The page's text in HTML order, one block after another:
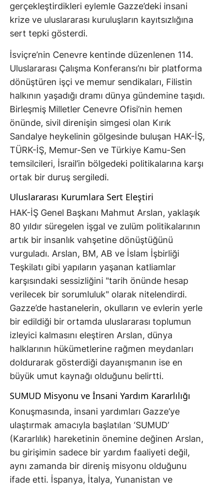
gerçekleştirdikleri eylemle Gazze’deki insani
krize ve uluslararası kuruluşların kayıtsızlığına
sert tepki gösterdi.
İsviçre’nin Cenevre kentinde düzenlenen 114.
Uluslararası Çalışma Konferansı’nı bir platforma
dönüştüren işçi ve memur sendikaları, Filistin
halkının yaşadığı dramı dünya gündemine taşıdı.
Birleşmiş Milletler Cenevre Ofisi’nin hemen
önünde, sivil direnişin simgesi olan Kırık
Sandalye heykelinin gölgesinde buluşan HAK-İŞ,
TÜRK-İŞ, Memur-Sen ve Türkiye Kamu-Sen
temsilcileri, İsrail’in bölgedeki politikalarına karşı
ortak bir duruş sergiledi.
Uluslararası Kurumlara Sert Eleştiri
HAK-İŞ Genel Başkanı Mahmut Arslan, yaklaşık
80 yıldır süregelen işgal ve zulüm politikalarının
artık bir insanlık vahşetine dönüştüğünü
vurguladı. Arslan, BM, AB ve İslam İşbirliği
Teşkilatı gibi yapıların yaşanan katliamlar
karşısındaki sessizliğini "tarih önünde hesap
verilecek bir sorumluluk" olarak nitelendirdi.
Gazze’de hastanelerin, okulların ve evlerin yerle
bir edildiği bir ortamda uluslararası toplumun
izleyici kalmasını eleştiren Arslan, dünya
halklarının hükümetlerine rağmen meydanları
doldurarak gösterdiği dayanışmanın ise en
büyük umut kaynağı olduğunu belirtti.
SUMUD Misyonu ve İnsani Yardım Kararlılığı
Konuşmasında, insani yardımları Gazze’ye
ulaştırmak amacıyla başlatılan ‘SUMUD’
(Kararlılık) hareketinin önemine değinen Arslan,
bu girişimin sadece bir yardım faaliyeti değil,
aynı zamanda bir direniş misyonu olduğunu
ifade etti. İspanya, İtalya, Yunanistan ve